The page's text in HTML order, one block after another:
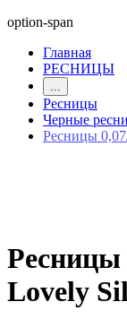
option-span
Главная
РЕСНИЦЫ
...
Ресницы
Черные
Ресницы
Ресницы
Lovely